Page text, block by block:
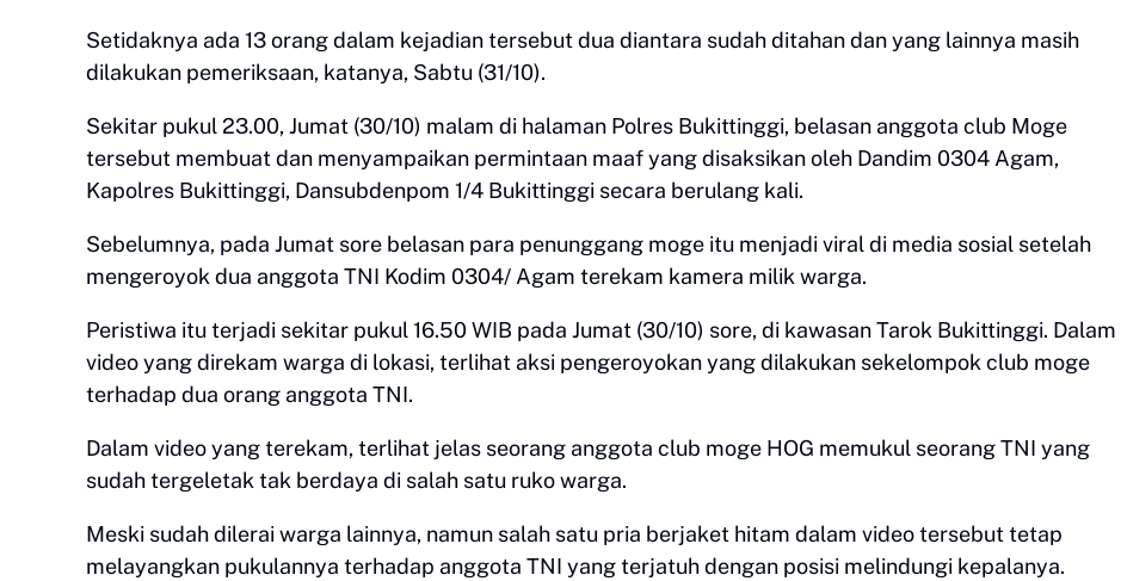
Setidaknya ada 13 orang dalam kejadian tersebut dua diantara sudah ditahan dan yang lainnya masih
dilakukan pemeriksaan, katanya, Sabtu (31/10).
Sekitar pukul 23.00, Jumat (30/10) malam di halaman Polres Bukittinggi, belasan anggota club Moge
tersebut membuat dan menyampaikan permintaan maaf yang disaksikan oleh Dandim 0304 Agam,
Kapolres Bukittinggi, Dansubdenpom 1/4 Bukittinggi secara berulang kali.
Sebelumnya, pada Jumat sore belasan para penunggang moge itu menjadi viral di media sosial setelah
mengeroyok dua anggota TNI Kodim 0304/ Agam terekam kamera milik warga.
Peristiwa itu terjadi sekitar pukul 16.50 WIB pada Jumat (30/10) sore, di kawasan Tarok Bukittinggi. Dalam
video yang direkam warga di lokasi, terlihat aksi pengeroyokan yang dilakukan sekelompok club moge
terhadap dua orang anggota TNI.
Dalam video yang terekam, terlihat jelas seorang anggota club moge HOG memukul seorang TNI yang
sudah tergeletak tak berdaya di salah satu ruko warga.
Meski sudah dilerai warga lainnya, namun salah satu pria berjaket hitam dalam video tersebut tetap
melayangkan pukulannya terhadap anggota TNI yang terjatuh dengan posisi melindungi kepalanya.